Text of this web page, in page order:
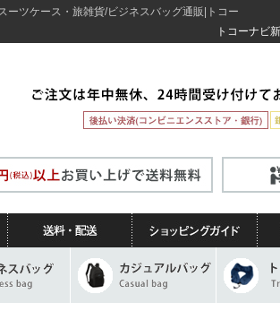
ーツケース・旅雑貨/ビジネスバッグ通販|トコー
トコーナビ